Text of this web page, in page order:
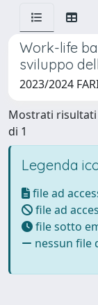
Work-life
sviluppo
2023/2024
Mostrati risultati
di 1
Legenda
file ad
file ad
file sotto
nessun file